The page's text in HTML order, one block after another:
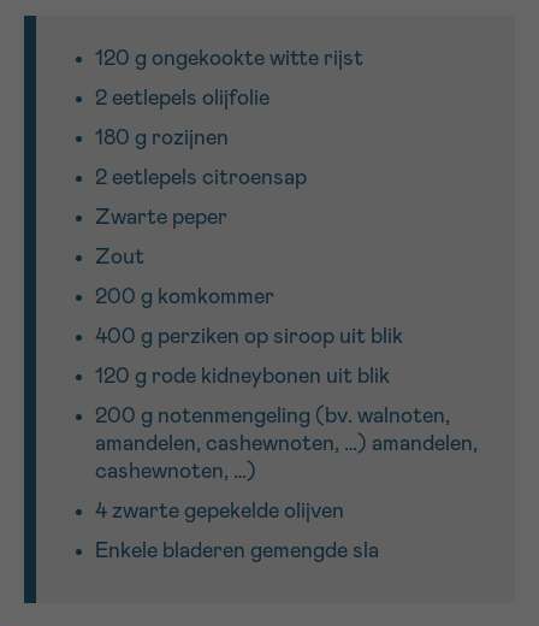
120 g ongekookte witte rijst
2 eetlepels olijfolie
180 g rozijnen
2 eetlepels citroensap
Zwarte peper
Zout
200 g komkommer
400 g perziken op siroop uit blik
120 g rode kidneybonen uit blik
200 g notenmengeling (bv. walnoten,
amandelen, cashewnoten, …) amandelen,
cashewnoten, …)
4 zwarte gepekelde olijven
Enkele bladeren gemengde sla
Sturen